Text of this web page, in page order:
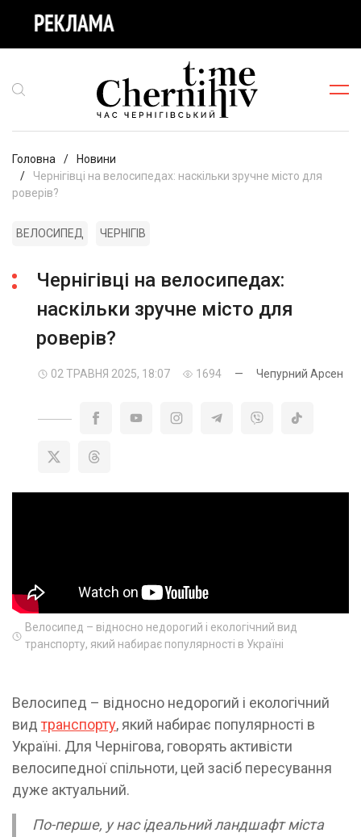
Головна
Новини
Чернігівці на велосипедах: наскільки зручне місто для
роверів?
ВЕЛОСИПЕД ЧЕРНІГІВ
Чернігівці на велосипедах:
наскільки зручне місто для
роверів?
02 ТРАВНЯ 2025, 18:07 1694 — Чепурний Арсен
Велосипед – відносно недорогий і екологічний вид
транспорту, який набирає популярності в Україні
Велосипед – відносно недорогий і екологічний
видтранспорту, який набирає популярності в
Україні. Для Чернігова, говорять активісти
велосипедної спільноти, цей засіб пересування
дуже актуальний.
По-перше, у нас ідеальний ландшафт міста